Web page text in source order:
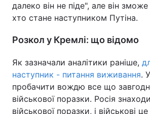
далеко він не піде", але він
хто стане наступником Путіна.
Розкол у Кремлі: що відомо
Як зазначали аналітики раніше,
наступник - питання виживання.
пробачити вождю все що
військової поразки. Росія
військової поразки, і військові